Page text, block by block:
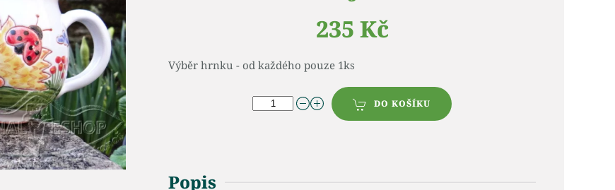
235 Kč
Výběr hrnku - od každého pouze 1ks
DO KOŠÍKU
Popis